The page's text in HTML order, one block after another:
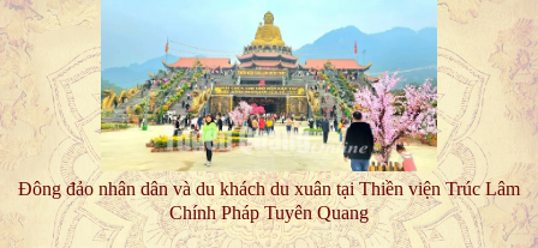
Đông đảo nhân dân và du khách du xuân tại Thiền viện Trúc Lâm
Chính Pháp Tuyên Quang